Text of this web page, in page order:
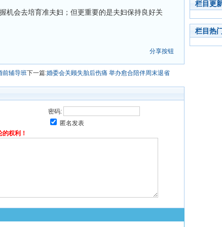
机会去培育准夫妇；但更重要的是夫妇保持良好关
分享按钮
前辅导班下一篇:婚委会关顾失胎后伤痛 举办愈合陪伴周末退省
密码:
匿名发表
权利！
栏目更
栏目热